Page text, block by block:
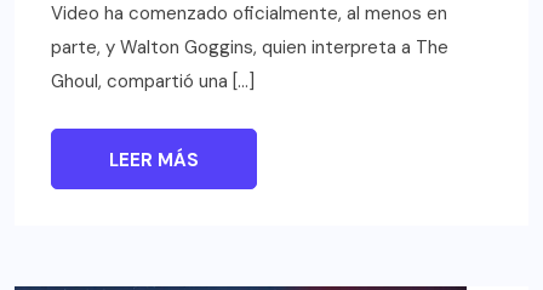
Video ha comenzado oficialmente, al menos en
parte, y Walton Goggins, quien interpreta a The
Ghoul, compartió una […]
LEER MÁS